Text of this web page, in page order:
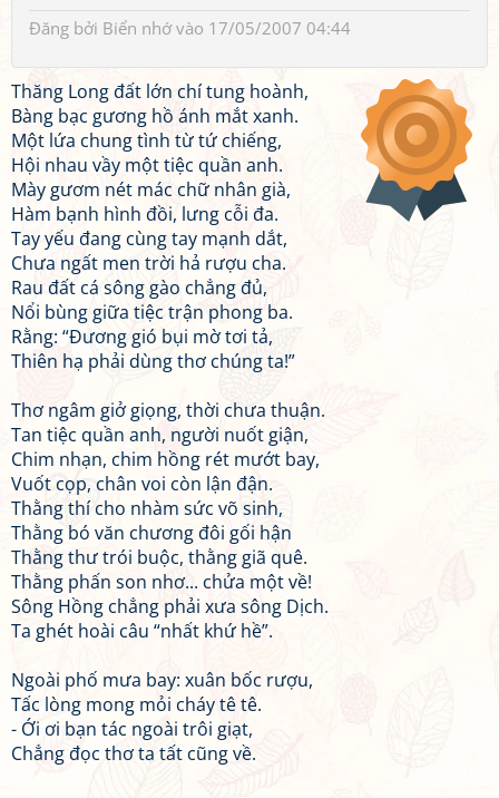
Đăng bởi Biển nhớvào 17/05/2007 04:44
Thăng Long đất lớn chí tung hoành,
Bàng bạc gương hồ ánh mắt xanh.
Một lứa chung tình từ tứ chiếng,
Hội nhau vầy một tiệc quần anh.
Mày gươm nét mác chữ nhân già,
Hàm bạnh hình đồi, lưng cỗi đa.
Tay yếu đang cùng tay mạnh dắt,
Chưa ngất men trời hả rượu cha.
Rau đất cá sông gào chẳng đủ,
Nổi bùng giữa tiệc trận phong ba.
Rằng: “Đương gió bụi mờ tơi tả,
Thiên hạ phải dùng thơ chúng ta!”
Thơ ngâm giở giọng, thời chưa thuận.
Tan tiệc quần anh, người nuốt giận,
Chim nhạn, chim hồng rét mướt bay,
Vuốt cọp, chân voi còn lận đận.
Thằng thí cho nhàm sức võ sinh,
Thằng bó văn chương đôi gối hận
Thằng thư trói buộc, thằng giã quê.
Thằng phấn son nhơ... chửa một về!
Sông Hồng chẳng phải xưa sông Dịch.
Ta ghét hoài câu “nhất khứ hề”.
Ngoài phố mưa bay: xuân bốc rượu,
Tấc lòng mong mỏi cháy tê tê.
- Ới ơi bạn tác ngoài trôi giạt,
Chẳng đọc thơ ta tất cũng về.